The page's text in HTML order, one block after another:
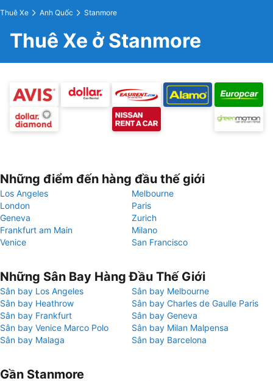
Thuê Xe Anh Quốc Stanmore
Thuê Xe ở Stanmore
Những điểm đến hàng đầu thế giới
Los Angeles
Melbourne
London
Paris
Geneva
Zurich
Frankfurt am Main
Milano
Venice
San Francisco
Những Sân Bay Hàng Đầu Thế Giới
Sân bay Los Angeles
Sân bay Melbourne
Sân bay Heathrow
Sân bay Charles de Gaulle Paris
Sân bay Frankfurt
Sân bay Geneva
Sân bay Venice Marco Polo
Sân bay Milan Malpensa
Sân bay Malaga
Sân bay Barcelona
Gần Stanmore